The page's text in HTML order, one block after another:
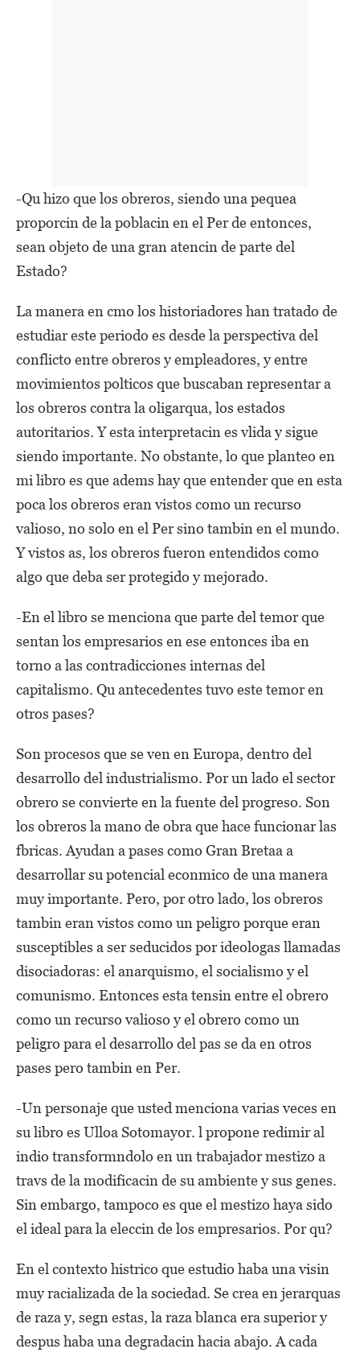
-Qu hizo que los obreros, siendo una pequea
proporcin de la poblacin en el Per de entonces,
sean objeto de una gran atencin de parte del
Estado?
La manera en cmo los historiadores han tratado de
estudiar este periodo es desde la perspectiva del
conflicto entre obreros y empleadores, y entre
movimientos polticos que buscaban representar a
los obreros contra la oligarqua, los estados
autoritarios. Y esta interpretacin es vlida y sigue
siendo importante. No obstante, lo que planteo en
mi libro es que adems hay que entender que en esta
poca los obreros eran vistos como un recurso
valioso, no solo en el Per sino tambin en el mundo.
Y vistos as, los obreros fueron entendidos como
algo que deba ser protegido y mejorado.
-En el libro se menciona que parte del temor que
sentan los empresarios en ese entonces iba en
torno a las contradicciones internas del
capitalismo. Qu antecedentes tuvo este temor en
otros pases?
Son procesos que se ven en Europa, dentro del
desarrollo del industrialismo. Por un lado el sector
obrero se convierte en la fuente del progreso. Son
los obreros la mano de obra que hace funcionar las
fbricas. Ayudan a pases como Gran Bretaa a
desarrollar su potencial econmico de una manera
muy importante. Pero, por otro lado, los obreros
tambin eran vistos como un peligro porque eran
susceptibles a ser seducidos por ideologas llamadas
disociadoras: el anarquismo, el socialismo y el
comunismo. Entonces esta tensin entre el obrero
como un recurso valioso y el obrero como un
peligro para el desarrollo del pas se da en otros
pases pero tambin en Per.
-Un personaje que usted menciona varias veces en
su libro es Ulloa Sotomayor. l propone redimir al
indio transformndolo en un trabajador mestizo a
travs de la modificacin de su ambiente y sus genes.
Sin embargo, tampoco es que el mestizo haya sido
el ideal para la eleccin de los empresarios. Por qu?
En el contexto histrico que estudio haba una visin
muy racializada de la sociedad. Se crea en jerarquas
de raza y, segn estas, la raza blanca era superior y
despus haba una degradacin hacia abajo. A cada